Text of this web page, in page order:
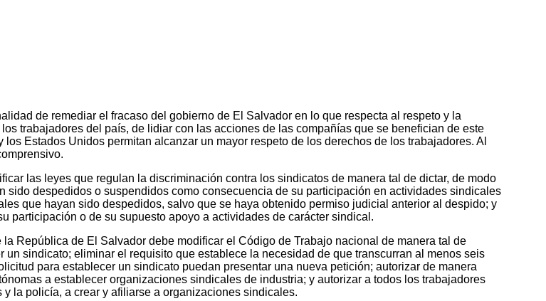
de remediar el fracaso del gobierno de El Salvador en lo que respecta al respeto y la
trabajadores del país, de lidiar con las acciones de las compañías que se benefician de este
Estados Unidos permitan alcanzar un mayor respeto de los derechos de los trabajadores. Al
las leyes que regulan la discriminación contra los sindicatos de manera tal de dictar, de modo
despedidos o suspendidos como consecuencia de su participación en actividades sindicales
que hayan sido despedidos, salvo que se haya obtenido permiso judicial anterior al despido; y
participación o de su supuesto apoyo a actividades de carácter sindical.
República de El Salvador debe modificar el Código de Trabajo nacional de manera tal de
sindicato; eliminar el requisito que establece la necesidad de que transcurran al menos seis
para establecer un sindicato puedan presentar una nueva petición; autorizar de manera
a establecer organizaciones sindicales de industria; y autorizar a todos los trabajadores
la policía, a crear y afiliarse a organizaciones sindicales.